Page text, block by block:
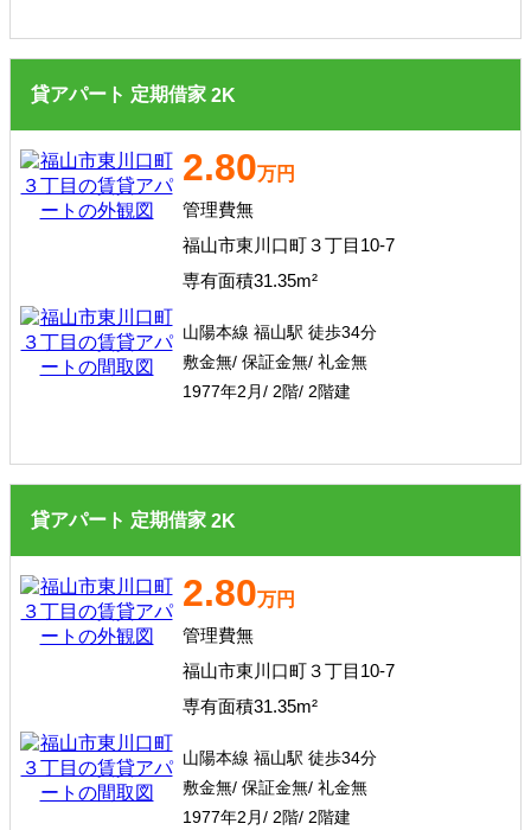
貸アパート 定期借家 2K
2.80万円
管理費無
福山市東川口町３丁目10-7
専有面積31.35m²
山陽本線 福山駅 徒歩34分
敷金無/ 保証金無/ 礼金無
1977年2月/ 2階/ 2階建
貸アパート 定期借家 2K
2.80万円
管理費無
福山市東川口町３丁目10-7
専有面積31.35m²
山陽本線 福山駅 徒歩34分
敷金無/ 保証金無/ 礼金無
1977年2月/ 2階/ 2階建